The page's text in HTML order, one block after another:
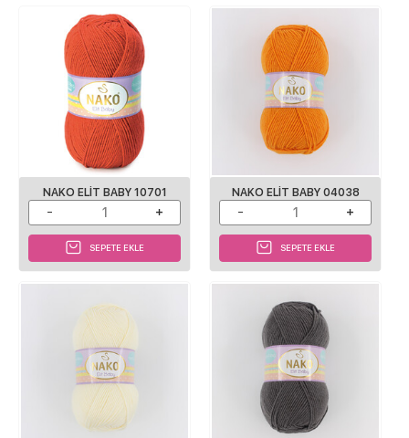
NAKO ELIT BABY 10701
SEPETE EKLE
NAKO ELIT BABY 04038
SEPETE EKLE